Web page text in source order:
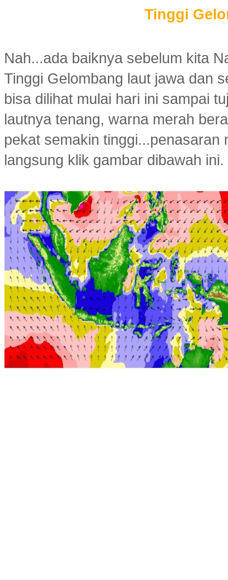
Tinggi
Nah...ada baiknya sebelum kita
Tinggi Gelombang laut jawa dan
bisa dilihat mulai hari ini sampai
lautnya tenang, warna merah
pekat semakin tinggi...penasaran
langsung klik gambar dibawah ini.